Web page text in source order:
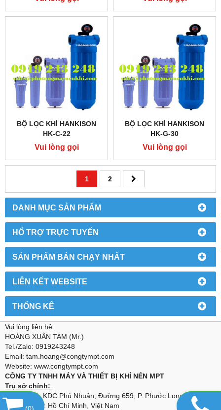
DANH MỤC SẢN PHẨM
HỔ TRỢ TRỰC TUYẾN
SẢN PHẨM BÁN CHẠY NHẤT
LIÊN KẾT WEBSITE
THỐNG KÊ
BỘ LỌC KHÍ HANKISON
HK-C-22
Vui lòng gọi
BỘ LỌC KHÍ HANKISON
HK-G-30
Vui lòng gọi
1 2
Vui lòng liên hệ:
HOÀNG XUÂN TAM (Mr.)
Tel./Zalo: 0919243248
Email: tam.hoang@congtympt.com
Website: www.congtympt.com
CÔNG TY TNHH MÁY VÀ THIẾT BỊ KHÍ NÉN MPT
Trụ sở chính:
Địa chỉ: N9, KDC Phú Nhuận, Đường 659, P. Phước Long B, Tp.
Thủ Đức, TP. Hồ Chí Minh, Việt Nam